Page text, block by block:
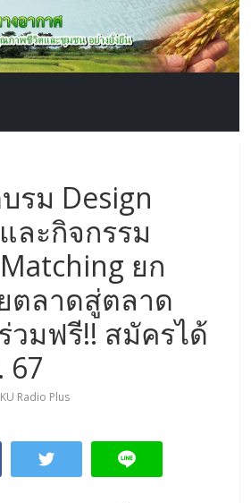
รม Design
ละกิจกรรม
ยก
ตลาดสู่ตลาด
วมฟรี!! สมัครได้
67
KU Radio Plus